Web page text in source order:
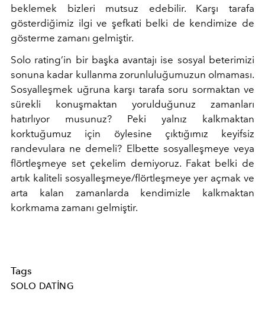
beklemek bizleri mutsuz edebilir. Karşı tarafa
gösterdiğimiz ilgi ve şefkati belki de kendimize de
gösterme zamanı gelmiştir.
Solo rating’in bir başka avantajı ise sosyal beterimizi
sonuna kadar kullanma zorunluluğumuzun olmaması.
Sosyalleşmek uğruna karşı tarafa soru sormaktan ve
sürekli konuşmaktan yorulduğunuz zamanları
hatırlıyor musunuz? Peki yalnız kalkmaktan
korktuğumuz için öylesine çıktığımız keyifsiz
randevulara ne demeli? Elbette sosyalleşmeye veya
flörtleşmeye set çekelim demiyoruz. Fakat belki de
artık kaliteli sosyalleşmeye/flörtleşmeye yer açmak ve
arta kalan zamanlarda kendimizle kalkmaktan
korkmama zamanı gelmiştir.
Tags
SOLO DATING